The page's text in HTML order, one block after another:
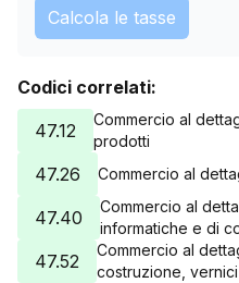
Calcola le tasse
Codici correlati:
47.12
Commercio al
prodotti
47.26 Commercio al
47.40
Commercio al
informatiche e di
47.52
Commercio al
costruzione,